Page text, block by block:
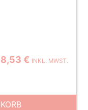
8,53 € INKL. MWST.